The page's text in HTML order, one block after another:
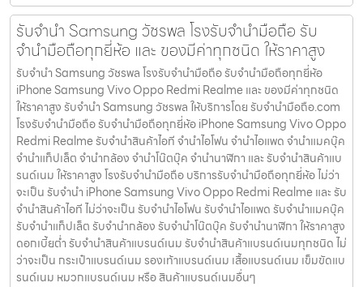
รับจำนำ Samsung วัชรพล โรงรับจำนำมือถือ รับ
จำนำมือถือทุกยี่ห้อ และ ของมีค่าทุกชนิด ให้ราคาสูง
รับจำนำ Samsung วัชรพล โรงรับจำนำมือถือ รับจำนำมือถือทุกยี่ห้อ
iPhone Samsung Vivo Oppo Redmi Realme และ ของมีค่าทุกชนิด
ให้ราคาสูง รับจำนำ Samsung วัชรพล ให้บริการโดย รับจํานํามือถือ.com
โรงรับจำนำมือถือ รับจำนำมือถือทุกยี่ห้อ iPhone Samsung Vivo Oppo
Redmi Realme รับจำนำสินค้าไอที จำนำไอโฟน จำนำไอแพด จำนำแมคบุ๊ค
จำนำแท็ปเล็ต จำนำกล้อง จำนำโน๊ตบุ๊ค จำนำนาฬิกา และ รับจำนำสินค้าแบ
รนด์เนม ให้ราคาสูง โรงรับจำนำมือถือ บริการรับจำนำมือถือทุกยี่ห้อ ไม่ว่า
จะเป็น รับจำนำ iPhone Samsung Vivo Oppo Redmi Realme และ รับ
จำนำสินค้าไอที ไม่ว่าจะเป็น รับจำนำไอโฟน รับจำนำไอแพด รับจำนำแมคบุ๊ค
รับจำนำแท็ปเล็ต รับจำนำกล้อง รับจำนำโน๊ตบุ๊ค รับจำนำนาฬิกา ให้ราคาสูง
ดอกเบี้ยต่ำ รับจำนำสินค้าแบรนด์เนม รับจำนำสินค้าแบรนด์เนมทุกชนิด ไม่
ว่าจะเป็น กระเป๋าแบรนด์เนม รองเท้าแบรนด์เนม เสื้อแบรนด์เนม เข็มขัดแบ
รนด์เนม หมวกแบรนด์เนม หรือ สินค้าแบรนด์เนมอื่นๆ